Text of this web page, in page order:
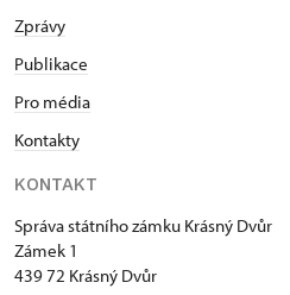
Zprávy
Publikace
Pro média
Kontakty
KONTAKT
Správa státního zámku Krásný Dvůr
Zámek 1
439 72 Krásný Dvůr